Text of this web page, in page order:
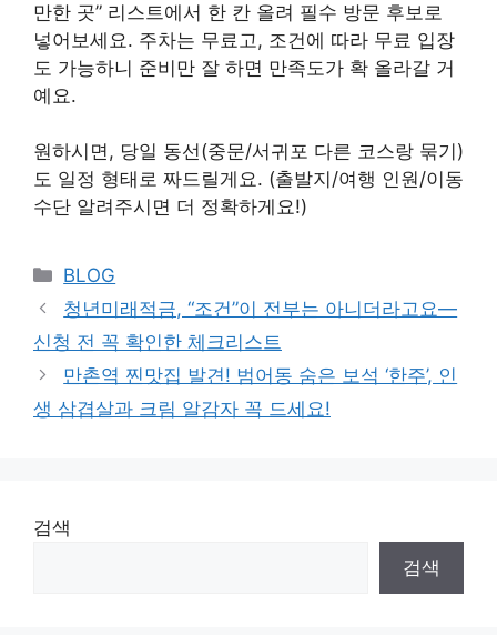
만한 곳” 리스트에서 한 칸 올려 필수 방문 후보로
넣어보세요. 주차는 무료고, 조건에 따라 무료 입장
도 가능하니 준비만 잘 하면 만족도가 확 올라갈 거
예요.
원하시면, 당일 동선(중문/서귀포 다른 코스랑 묶기)
도 일정 형태로 짜드릴게요. (출발지/여행 인원/이동
수단 알려주시면 더 정확하게요!)
Categories
BLOG
청년미래적금, “조건”이 전부는 아니더라고요—
신청 전 꼭 확인한 체크리스트
만촌역 찐맛집 발견! 범어동 숨은 보석 ‘한주’, 인
생 삼겹살과 크림 알감자 꼭 드세요!
검색
검색